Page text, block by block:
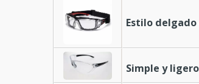
Estilo delgado
Simple y ligero